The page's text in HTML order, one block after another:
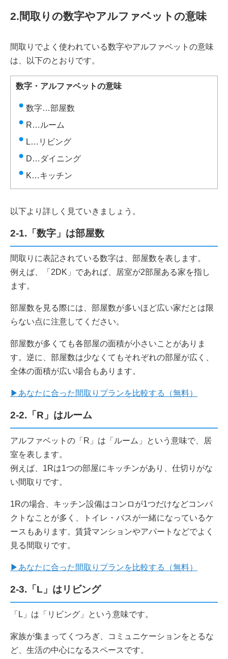
2.間取りの数字やアルファベットの意味
間取りでよく使われている数字やアルファベットの意味
は、以下のとおりです。
数字・アルファベットの意味
数字…部屋数
R…ルーム
L…リビング
D…ダイニング
K…キッチン
以下より詳しく見ていきましょう。
2-1.「数字」は部屋数
間取りに表記されている数字は、部屋数を表します。
例えば、「2DK」であれば、居室が2部屋ある家を指し
ます。
部屋数を見る際には、部屋数が多いほど広い家だとは限
らない点に注意してください。
部屋数が多くても各部屋の面積が小さいことがありま
す。逆に、部屋数は少なくてもそれぞれの部屋が広く、
全体の面積が広い場合もあります。
▶あなたに合った間取りプランを比較する（無料）
2-2.「R」はルーム
アルファベットの「R」は「ルーム」という意味で、居
室を表します。
例えば、1Rは1つの部屋にキッチンがあり、仕切りがな
い間取りです。
1Rの場合、キッチン設備はコンロが1つだけなどコンパ
クトなことが多く、トイレ・バスが一緒になっているケ
ースもあります。賃貸マンションやアパートなどでよく
見る間取りです。
▶あなたに合った間取りプランを比較する（無料）
2-3.「L」はリビング
「L」は「リビング」という意味です。
家族が集まってくつろぎ、コミュニケーションをとるな
ど、生活の中心になるスペースです。